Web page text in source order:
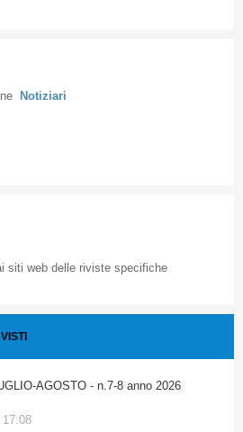
Notiziari
siti web delle riviste specifiche
AGOSTO - n.7-8 anno 2026